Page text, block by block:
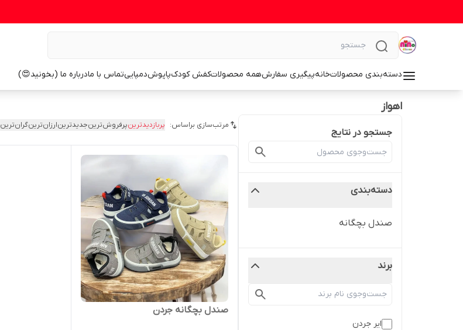
دسته‌بندی محصولاتخانهپیگیری سفارشهمه محصولاتکفش کودکپاپوشدمپاییتماس با مادرباره ما (بخونید😍)
اهواز
جستجو در نتایج
دسته‌بندی
صندل بچگانه
برند
ایر جردن
مرتب‌سازی براساس: پربازدیدترینپرفروش‌ترینجدیدترینارزان‌ترینگران‌ترین
صندل بچگانه جردن